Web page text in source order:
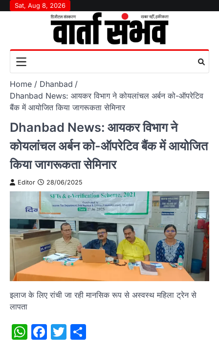
SkipSat, Aug 8, 2026
Home
Dhanbad
Dhanbad News: आयकर विभाग ने कोयलांचल अर्बन को-ऑपरेटिव
बैंक में आयोजित किया जागरूकता सेमिनार
Dhanbad News: आयकर विभाग ने
कोयलांचल अर्बन को-ऑपरेटिव बैंक में आयोजित
किया जागरूकता सेमिनार
Editor 28/06/2025
इलाज के लिए रांची जा रही मानसिक रूप से अस्वस्थ महिला ट्रेन से
लापता
WhatsApp
Facebook
Twitter